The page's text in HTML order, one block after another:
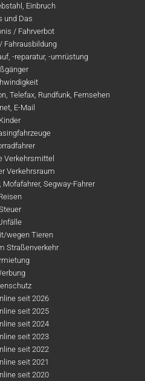
Einbruch
und Das
/ Fahrverbot
Fahrausbildung
-reparatur, -umrüstung
Telefax, Rundfunk, Fernsehen
E-Mail
Kinder
Verkehrsmittel
Verkehrsraum
Mofafahrer, Segway-Fahrer
wegen Tieren
Straßenverkehr
seit 2026
seit 2025
seit 2024
seit 2023
seit 2022
seit 2021
seit 2020